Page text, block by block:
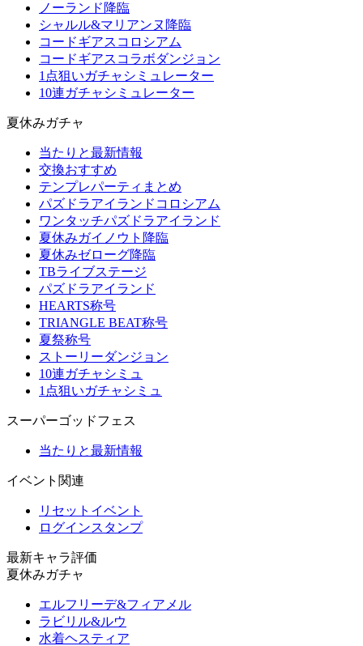
ノーランド降臨
シャルル&マリアンヌ降臨
コードギアスコロシアム
コードギアスコラボダンジョン
1点狙いガチャシミュレーター
10連ガチャシミュレーター
夏休みガチャ
当たりと最新情報
交換おすすめ
テンプレパーティまとめ
パズドラアイランドコロシアム
ワンタッチパズドラアイランド
夏休みガイノウト降臨
夏休みゼローグ降臨
TBライブステージ
パズドラアイランド
HEARTS称号
TRIANGLE BEAT称号
夏祭称号
ストーリーダンジョン
10連ガチャシミュ
1点狙いガチャシミュ
スーパーゴッドフェス
当たりと最新情報
イベント関連
リセットイベント
ログインスタンプ
最新キャラ評価
夏休みガチャ
エルフリーデ&フィアメル
ラビリル&ルウ
水着ヘスティア